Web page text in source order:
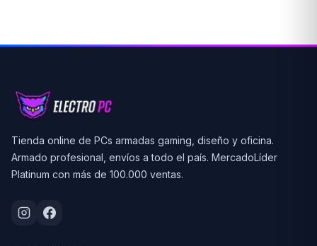
Tienda online de PCs armadas gaming, diseño y oficina.
Armado profesional, envíos a todo el país. MercadoLíder
Platinum con más de 100.000 ventas.